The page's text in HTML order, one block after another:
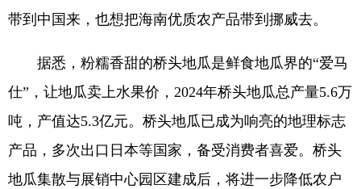
带到中国来，也想把海南优质农产品带到挪威去。
据悉，粉糯香甜的桥头地瓜是鲜食地瓜界的“爱马
仕”，让地瓜卖上水果价，2024年桥头地瓜总产量5.6万
吨，产值达5.3亿元。桥头地瓜已成为响亮的地理标志
产品，多次出口日本等国家，备受消费者喜爱。桥头
地瓜集散与展销中心园区建成后，将进一步降低农户